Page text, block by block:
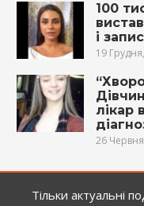
100
і
19
лікар
26
Тільки актуальні